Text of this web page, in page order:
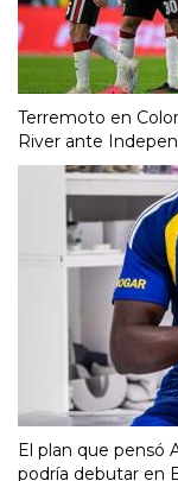
Terremoto en
River ante
El plan que pensó
podría debutar en